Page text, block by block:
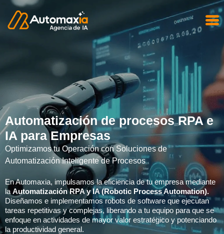
Automatización de procesos RPA e
IA para Empresas
Optimizamos tu Operación con Soluciones de
Automatización Inteligente de Procesos
En Automaxia, impulsamos la eficiencia de tu empresa mediante
la Automatización RPA y IA (Robotic Process Automation).
Diseñamos e implementamos robots de software que ejecutan
tareas repetitivas y complejas, liberando a tu equipo para que se
enfoque en actividades de mayor valor estratégico y potenciando
la productividad general.